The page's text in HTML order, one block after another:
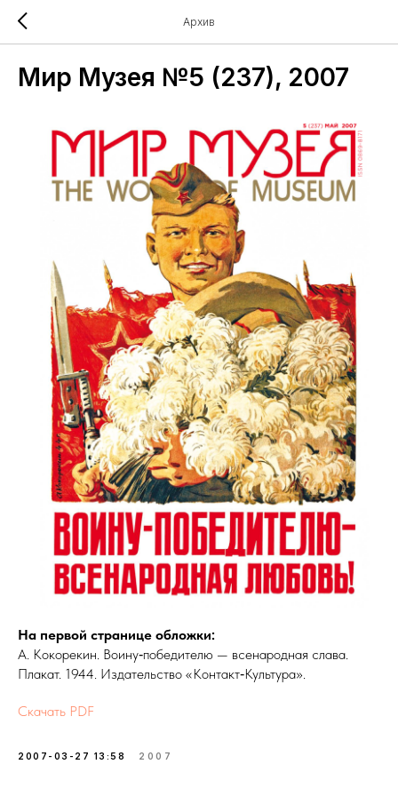
Архив
Мир Музея №5 (237), 2007
На первой странице обложки:
А. Кокорекин. Воину‑победителю — всенародная слава.
Плакат. 1944. Издательство «Контакт‑Культура».
Скачать PDF
2007-03-27 13:58 2007